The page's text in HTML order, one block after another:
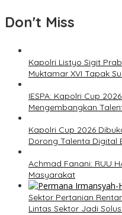
Don't Miss
Kapolri Listyo Sigit
Muktamar XVI Tapak
IESPA: Kapolri Cup
Mengembangkan
Kapolri Cup 2026
Dorong Talenta Digital
Achmad Fanani: RUU
Masyarakat
Sektor Pertanian
Lintas Sektor Jadi Solusi